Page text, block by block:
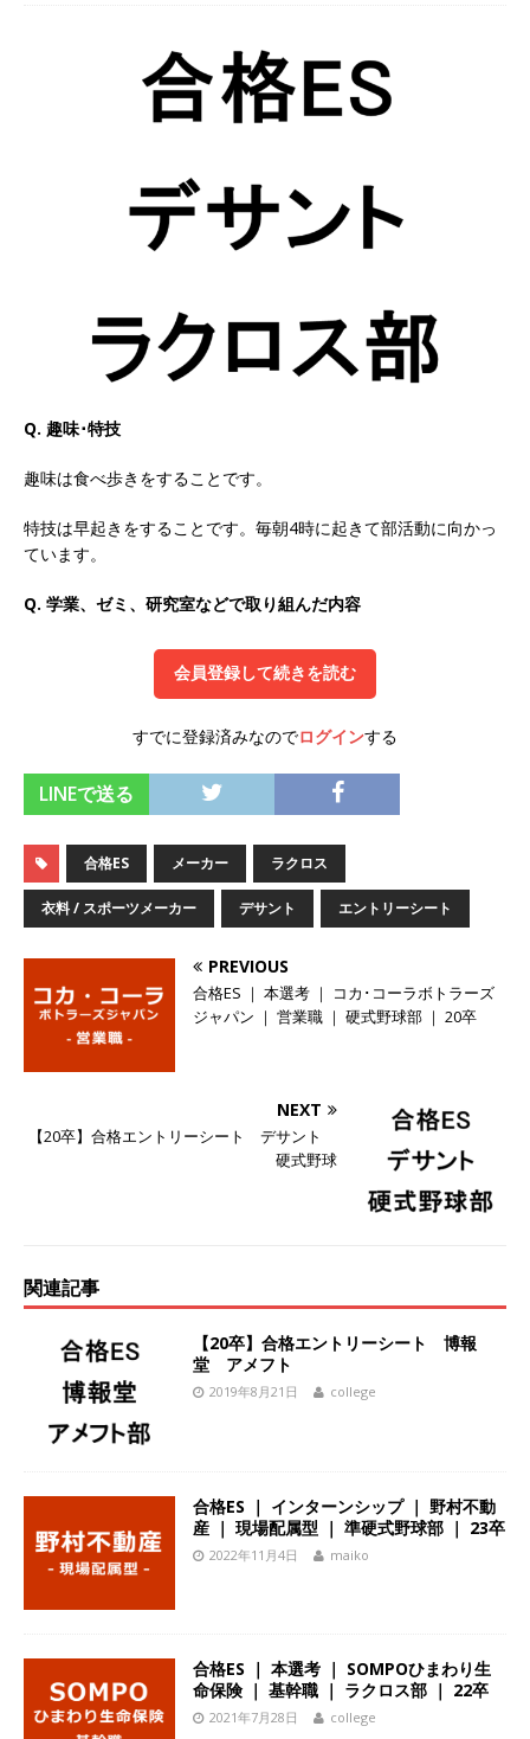
学生を求めアスキヤリ限定イベント開催!! 】 世界
230以上の国・地域で愛される日本屈指のゲーム
以上営業増益を達成 ｜ プライム上場 ｜ カプコン
体育会積極採用企業
インターン!! 】 M&A仲介業 ｜ 入社2年目の参考
年収1,631万円 ｜ 設立以降連続売上増 ｜ 土日祝
完全休み ｜ プライム上場 ｜ M&A総合研究所
[ 2026年5月15日 ]
500万スタート ｜ 土日祝休み ｜ 東京勤務 ｜ ク
業
[ 2026年5月14日 ]
【 28卒 】 NTTドコモグルー
り速く、高い成長を求める人には超魅力的な挑戦
環境!! ｜ 日本で初めてインターネット広告事業を
体育会積極採用企業
[ 2026年5月14日 ] 【 28卒 ｜ 体験型インターン
療機関向け広告・人材営業 ｜ 未経験からコンサ
ル、マーケティング、ブランディングが経験でき
る ｜ 土日祝休み ｜ 年間休日124日 ｜ ギミック
れる仕事体験開催 】大阪勤務・転勤なし ｜ 関西
知名度抜群の総合不動産会社 ｜ マンション販売
戸数近畿圏第3位 ｜ 初任給30万+手当、1年目で
[ 2026年5月14日 ] 【 28卒 ｜ 30分のオンライン
業界研究・企業説明会 】 世界最大級の金融サー
120日以上 ｜ ジブラルタ生命
体育会積極採用
企業
Q. 趣味･特技
趣味は食べ歩きをすることです。
特技は早起きをすることです。毎朝4時に起きて部活動に向かっ
ています。
Q. 学業、ゼミ、研究室などで取り組んだ内容
会員登録して続きを読む
すでに登録済みなのでログインする
LINEで送る
合格ES メーカー ラクロス
衣料 / スポーツメーカー デサント エントリーシート
PREVIOUS
合格ES ｜ 本選考 ｜ コカ･コーラボトラーズ
ジャパン ｜ 営業職 ｜ 硬式野球部 ｜ 20卒
NEXT
【20卒】合格エントリーシート デサント
硬式野球
関連記事
【20卒】合格エントリーシート 博報
堂 アメフト
2019年8月21日 college
合格ES ｜ インターンシップ ｜ 野村不動
産 ｜ 現場配属型 ｜ 準硬式野球部 ｜ 23卒
2022年11月4日 maiko
合格ES ｜ 本選考 ｜ SOMPOひまわり生
命保険 ｜ 基幹職 ｜ ラクロス部 ｜ 22卒
2021年7月28日 college